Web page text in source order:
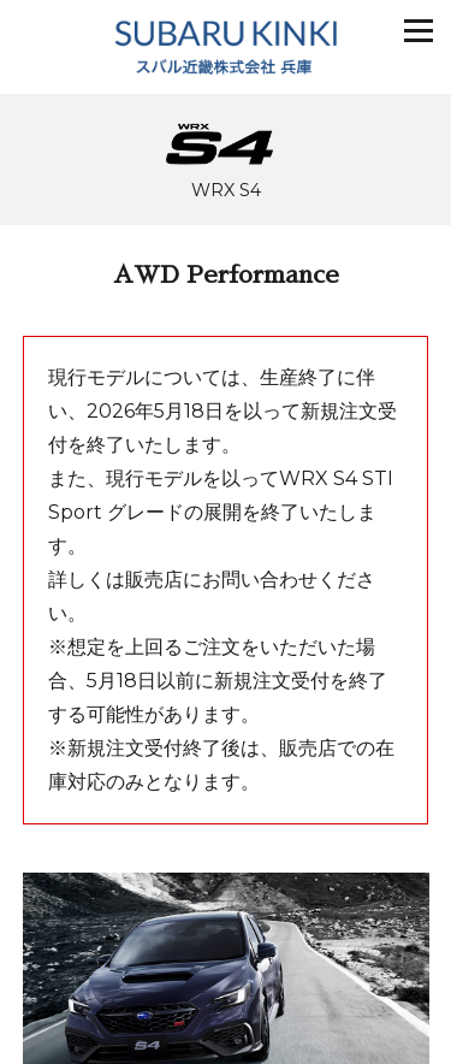
WRX S4
AWD Performance
現行モデルについては、生産終了に伴
い、2026年5月18日を以って新規注文受
付を終了いたします。
また、現行モデルを以ってWRX S4 STI
Sport グレードの展開を終了いたしま
す。
詳しくは販売店にお問い合わせくださ
い。
※想定を上回るご注文をいただいた場
合、5月18日以前に新規注文受付を終了
する可能性があります。
※新規注文受付終了後は、販売店での在
庫対応のみとなります。